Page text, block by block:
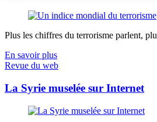
Plus les chiffres du terrorisme parlent,
En savoir plus
Revue du web
La Syrie muselée sur Internet